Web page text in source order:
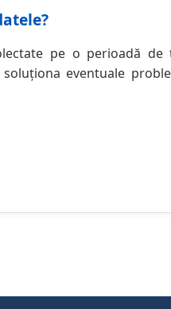
pe o perioadă
eventuale